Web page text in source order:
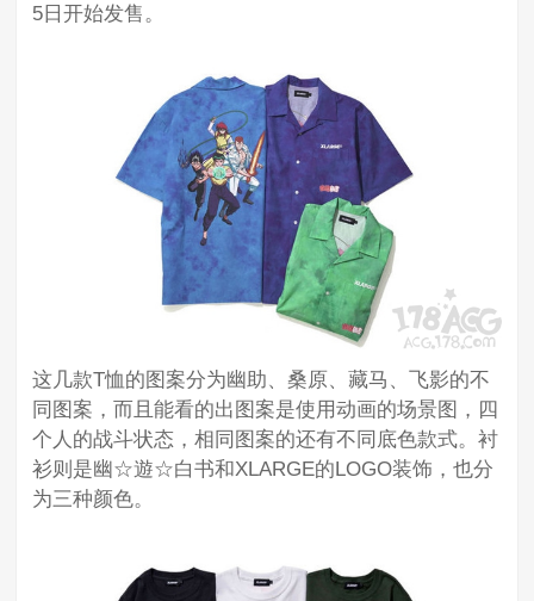
5日开始发售。
这几款T恤的图案分为幽助、桑原、藏马、飞影的不
同图案，而且能看的出图案是使用动画的场景图，四
个人的战斗状态，相同图案的还有不同底色款式。衬
衫则是幽☆遊☆白书和XLARGE的LOGO装饰，也分
为三种颜色。